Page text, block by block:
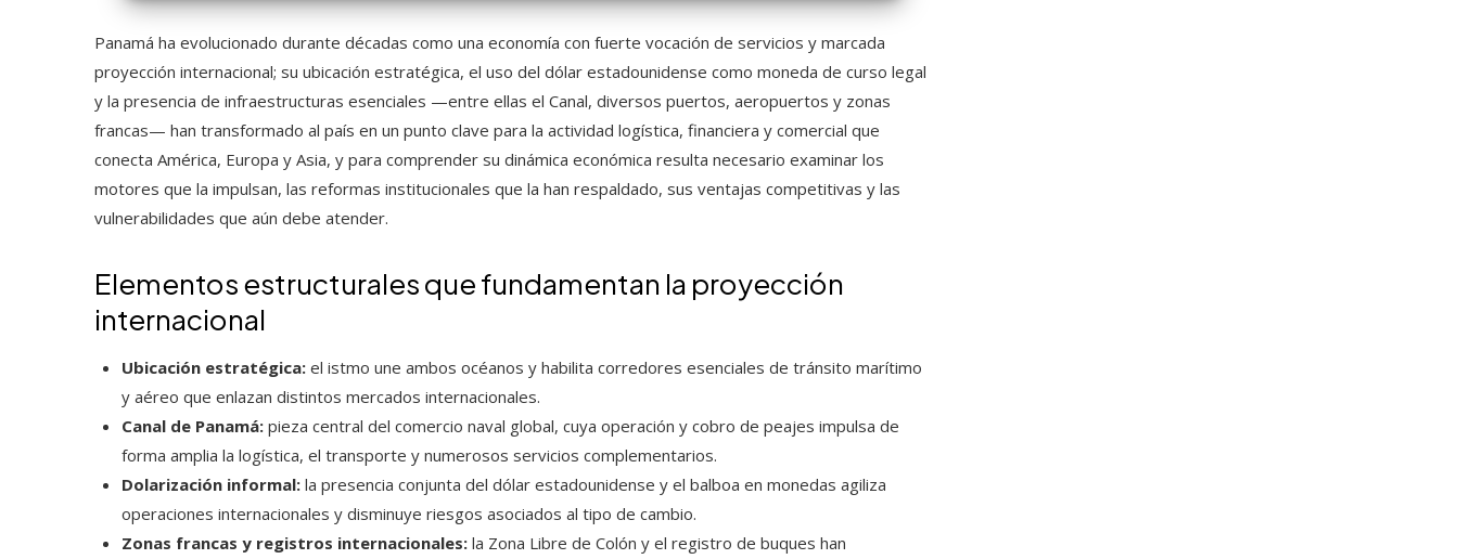
Panamá ha evolucionado durante décadas como una economía con fuerte vocación de servicios y marcada
proyección internacional; su ubicación estratégica, el uso del dólar estadounidense como moneda de curso legal
y la presencia de infraestructuras esenciales —entre ellas el Canal, diversos puertos, aeropuertos y zonas
francas— han transformado al país en un punto clave para la actividad logística, financiera y comercial que
conecta América, Europa y Asia, y para comprender su dinámica económica resulta necesario examinar los
motores que la impulsan, las reformas institucionales que la han respaldado, sus ventajas competitivas y las
vulnerabilidades que aún debe atender.
Elementos estructurales que fundamentan la proyección
internacional
Ubicación estratégica: el istmo une ambos océanos y habilita corredores esenciales de tránsito marítimo
y aéreo que enlazan distintos mercados internacionales.
Canal de Panamá: pieza central del comercio naval global, cuya operación y cobro de peajes impulsa de
forma amplia la logística, el transporte y numerosos servicios complementarios.
Dolarización informal: la presencia conjunta del dólar estadounidense y el balboa en monedas agiliza
operaciones internacionales y disminuye riesgos asociados al tipo de cambio.
Zonas francas y registros internacionales: la Zona Libre de Colón y el registro de buques han